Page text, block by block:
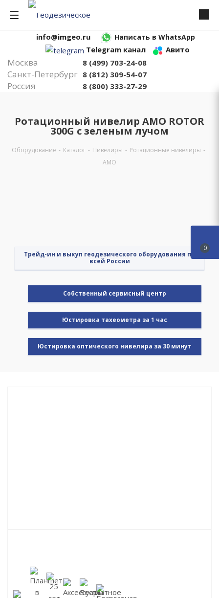
info@imgeo.ru Написать в WhatsApp
Telegram канал Авито
Москва 8 (499) 703-24-08
Санкт-Петербург 8 (812) 309-54-07
Россия 8 (800) 333-27-29
Ротационный нивелир AMO ROTOR
300G с зеленым лучом
Оборудование - Каталог - Нивелиры - Ротационные нивелиры -
AMO
Трейд-ин и выкуп геодезического оборудования по
всей России
Cобственный сервисный центр
Юстировка тахеометра за 1 час
Юстировка оптического нивелира за 30 минут
0